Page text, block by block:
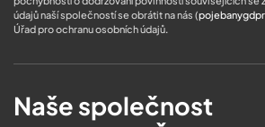
údajů naší společností se obrátit na nás (
Úřad pro ochranu osobních údajů.
Naše společnost